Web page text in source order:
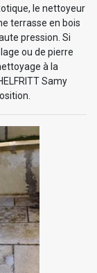
le nettoyeur
terrasse en bois
pression. Si
ou de pierre
à la
Samy